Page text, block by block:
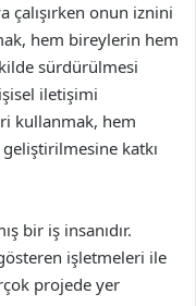
çalışırken onun iznini
hem bireylerin hem
sürdürülmesi
iletişimi
kullanmak, hem
katkı
bir iş insanıdır.
işletmeleri ile
projede yer